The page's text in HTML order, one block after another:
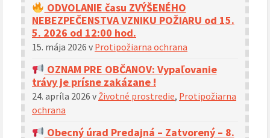
ODVOLANIE času ZVÝŠENÉHO
NEBEZPEČENSTVA VZNIKU POŽIARU od 15.
5. 2026 od 12:00 hod.
15. mája 2026 v Protipožiarna ochrana
OZNAM PRE OBČANOV: Vypaľovanie
trávy je prísne zakázane !
24. apríla 2026 vŽivotné prostredie, Protipožiarna
ochrana
Obecný úrad Predajná – Zatvorený – 8.